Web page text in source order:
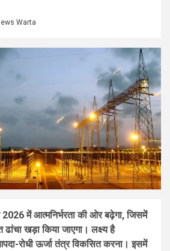
Warta
2026 में आत्मनिर्भरता की ओर बढ़ेगा, जिसमें
खड़ा किया जाएगा। लक्ष्य है
रोधी ऊर्जा तंत्र विकसित करना। इसमें